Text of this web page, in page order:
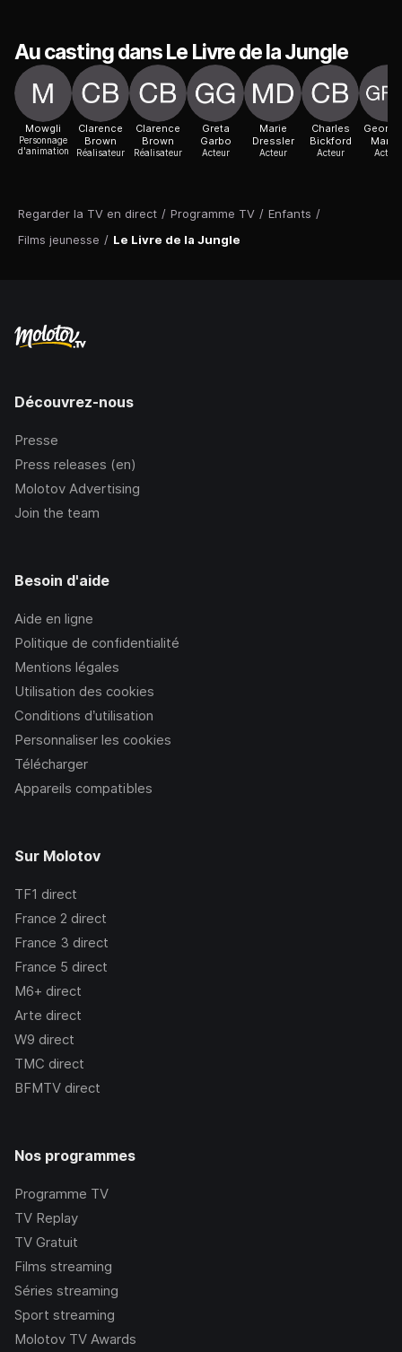
Regarder la TV en direct / Programme TV / Enfants /
Films jeunesse / Le Livre de la Jungle
Au casting dans Le Livre de la Jungle
Mowgli
Personnage
d'animation
Clarence
Brown
Réalisateur
Clarence
Brown
Réalisateur
Greta
Garbo
Acteur
Marie
Dressler
Acteur
Charles
Bickford
Acteur
George
Acteur
Découvrez-nous
Presse
Press releases (en)
Molotov Advertising
Join the team
Besoin d'aide
Aide en ligne
Politique de confidentialité
Mentions légales
Utilisation des cookies
Conditions d’utilisation
Personnaliser les cookies
Télécharger
Appareils compatibles
Sur Molotov
TF1 direct
France 2 direct
France 3 direct
France 5 direct
M6+ direct
Arte direct
W9 direct
TMC direct
BFMTV direct
Nos programmes
Programme TV
TV Replay
TV Gratuit
Films streaming
Séries streaming
Sport streaming
Molotov TV Awards